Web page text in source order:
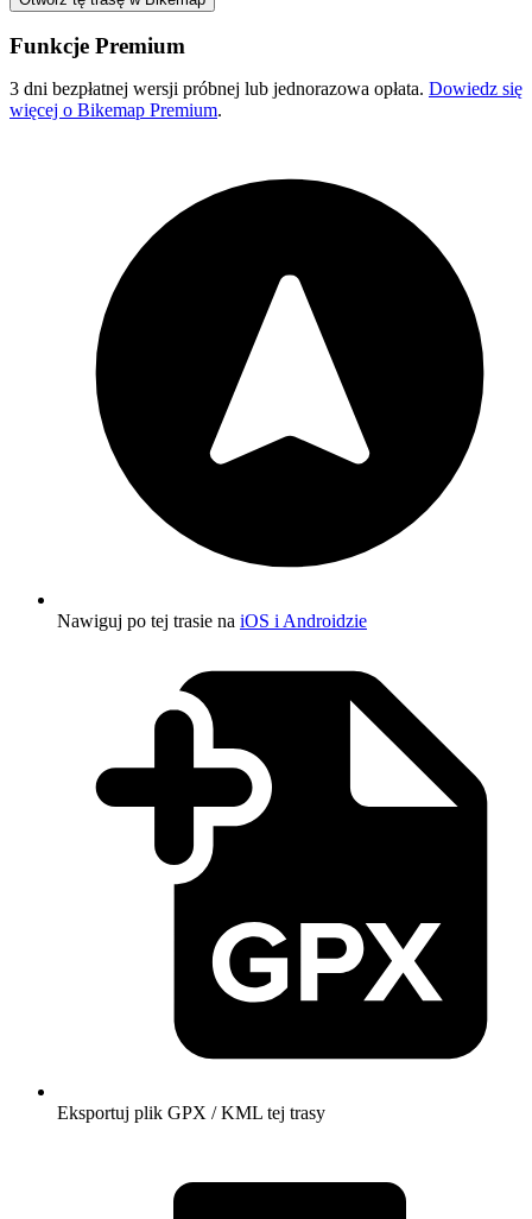
Funkcje Premium
3 dni bezpłatnej wersji próbnej lub jednorazowa opłata. Dowiedz się
więcej o Bikemap Premium.
Nawiguj po tej trasie na iOS i Androidzie
Eksportuj plik GPX / KML tej trasy